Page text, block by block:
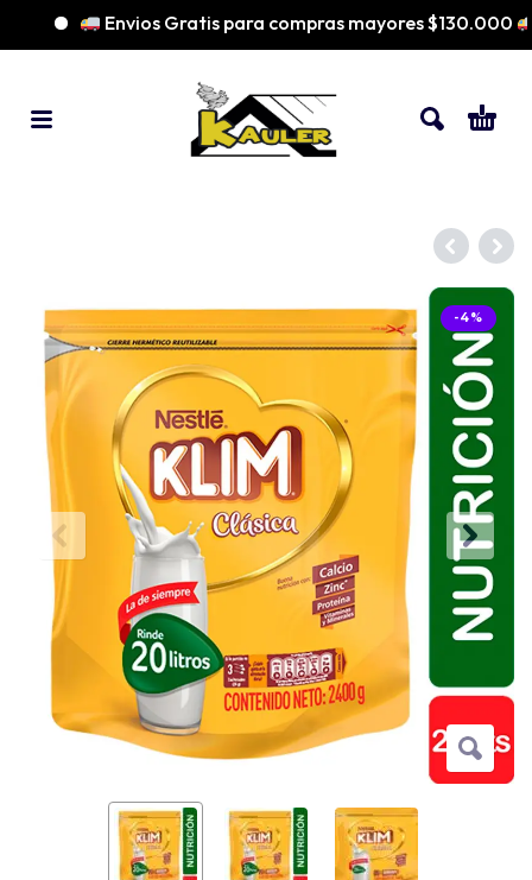
Envios Gratis para compras mayores $130.000
-4%